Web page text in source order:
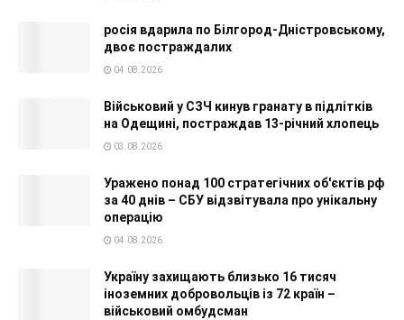
росія вдарила по Білгород-Дністровському,
двоє постраждалих
04.08.2026
Військовий у СЗЧ кинув гранату в підлітків
на Одещині, постраждав 13-річний хлопець
03.08.2026
Уражено понад 100 стратегічних об'єктів рф
за 40 днів – СБУ відзвітувала про унікальну
операцію
04.08.2026
Україну захищають близько 16 тисяч
іноземних добровольців із 72 країн –
військовий омбудсман